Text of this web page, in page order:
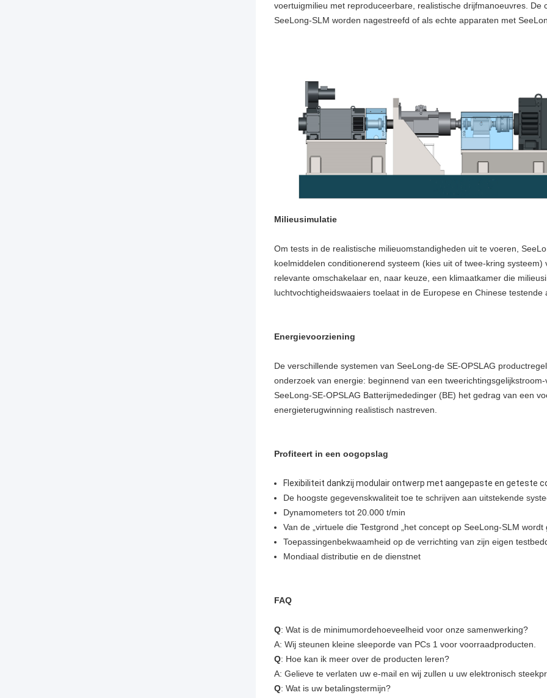
voertuigmilieu met reproduceerbare, realistische drijfmanoeuvres.
SeeLong-SLM worden nagestreefd of als echte apparaten met
Milieusimulatie
Om tests in de realistische milieuomstandigheden uit te voeren,
koelmiddelen conditionerend systeem (kies uit of twee-kring
relevante omschakelaar en, naar keuze, een klimaatkamer die
luchtvochtigheidswaaiers toelaat in de Europese en Chinese
Energievoorziening
De verschillende systemen van SeeLong-de SE-OPSLAG
onderzoek van energie: beginnend van een
SeeLong-SE-OPSLAG Batterijmededinger (BE) het gedrag van een
energieterugwinning realistisch nastreven.
Profiteert in een oogopslag
Flexibiliteit dankzij modulair ontwerp met aangepaste en geteste
De hoogste gegevenskwaliteit toe te schrijven aan uitstekende
Dynamometers tot 20.000 t/min
Van de „virtuele die Testgrond „het concept op SeeLong-SLM wordt
Toepassingenbekwaamheid op de verrichting van zijn eigen
Mondiaal distributie en de dienstnet
FAQ
Q: Wat is de minimumordehoeveelheid voor onze samenwerking?
A: Wij steunen kleine sleeporde van PCs 1 voor voorraadproducten.
Q: Hoe kan ik meer over de producten leren?
A: Gelieve te verlaten uw e-mail en wij zullen u uw elektronisch
Q: Wat is uw betalingstermijn?